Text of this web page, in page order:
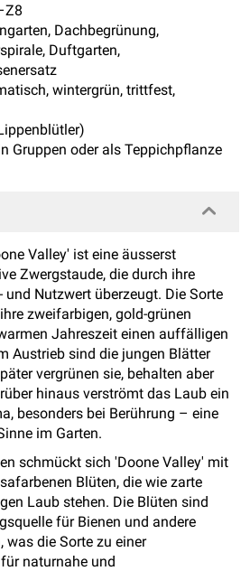
Dachbegrünung,
Duftgarten,
wintergrün, trittfest,
Gruppen oder als Teppichpflanze
Valley' ist eine äusserst
Zwergstaude, die durch ihre
Nutzwert überzeugt. Die Sorte
zweifarbigen, gold-grünen
Jahreszeit einen auffälligen
Austrieb sind die jungen Blätter
vergrünen sie, behalten aber
hinaus verströmt das Laub ein
besonders bei Berührung – eine
im Garten.
schmückt sich 'Doone Valley' mit
Blüten, die wie zarte
Laub stehen. Die Blüten sind
für Bienen und andere
was die Sorte zu einer
naturnahe und